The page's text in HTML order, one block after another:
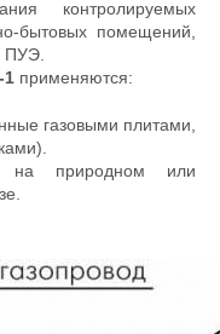
контролируемых
бытовых помещений,
ПУЭ.
применяются:
газовыми плитами,
на природном или